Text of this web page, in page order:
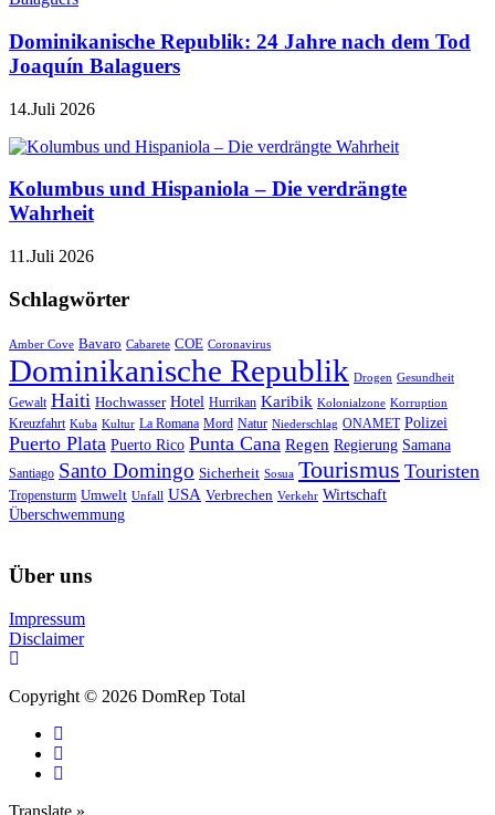
Dominikanische Republik: 24 Jahre nach dem Tod
Joaquín Balaguers
14.Juli 2026
Kolumbus und Hispaniola – Die verdrängte
Wahrheit
11.Juli 2026
Schlagwörter
Amber Cove Bavaro Cabarete COE Coronavirus
Dominikanische Republik Drogen Gesundheit
Gewalt Haiti Hochwasser Hotel Hurrikan Karibik Kolonialzone Korruption
Kreuzfahrt Kuba Kultur La Romana Mord Natur Niederschlag ONAMET Polizei
Puerto Plata Puerto Rico Punta Cana Regen Regierung Samana
Santiago Santo Domingo Sicherheit Sosua Tourismus Touristen
Tropensturm Umwelt Unfall USA Verbrechen Verkehr Wirtschaft
Überschwemmung
Über uns
Impressum
Disclaimer
Copyright © 2026 DomRep Total
Translate »